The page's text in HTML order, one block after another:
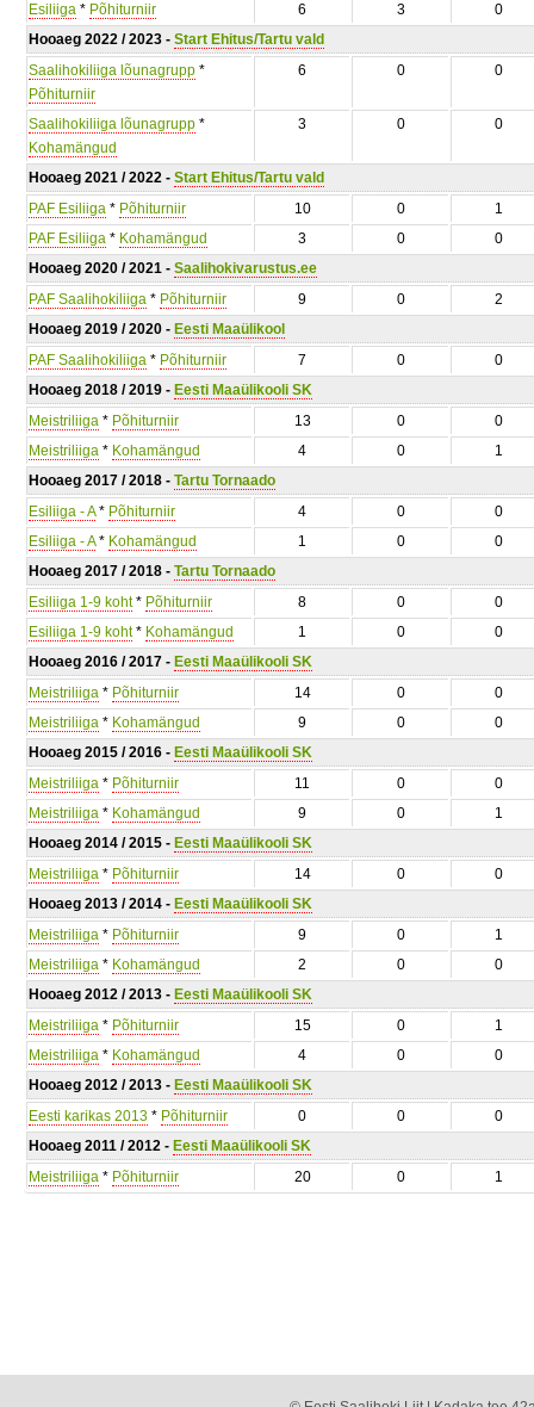
Esiliiga * Põhiturniir 6 3
0
Hooaeg 2022 / 2023 - Start Ehitus/Tartu vald
Saalihokiliiga lõunagrupp *
Põhiturniir
6 0 0
Saalihokiliiga lõunagrupp *
Kohamängud
3 0 0
Hooaeg 2021 / 2022 - Start Ehitus/Tartu vald
PAF Esiliiga * Põhiturniir 10 0
1
PAF Esiliiga * Kohamängud 3 0
0
Hooaeg 2020 / 2021 - Saalihokivarustus.ee
PAF Saalihokiliiga * Põhiturniir 9 0
2
Hooaeg 2019 / 2020 - Eesti Maaülikool
PAF Saalihokiliiga * Põhiturniir 7 0
0
Hooaeg 2018 / 2019 - Eesti Maaülikooli SK
Meistriliiga * Põhiturniir 13 0
0
Meistriliiga * Kohamängud 4 0
1
Hooaeg 2017 / 2018 - Tartu Tornaado
Esiliiga - A* Põhiturniir 4 0
0
Esiliiga - A* Kohamängud 1 0
0
Hooaeg 2017 / 2018 - Tartu Tornaado
Esiliiga 1-9 koht* Põhiturniir 8 0
0
Esiliiga 1-9 koht* Kohamängud 1 0
0
Hooaeg 2016 / 2017 - Eesti Maaülikooli SK
Meistriliiga * Põhiturniir 14 0
0
Meistriliiga * Kohamängud 9 0
0
Hooaeg 2015 / 2016 - Eesti Maaülikooli SK
Meistriliiga * Põhiturniir 11 0
0
Meistriliiga * Kohamängud 9 0
1
Hooaeg 2014 / 2015 - Eesti Maaülikooli SK
Meistriliiga * Põhiturniir 14 0
0
Hooaeg 2013 / 2014 - Eesti Maaülikooli SK
Meistriliiga * Põhiturniir 9 0
1
Meistriliiga * Kohamängud 2 0
0
Hooaeg 2012 / 2013 - Eesti Maaülikooli SK
Meistriliiga * Põhiturniir 15 0
1
Meistriliiga * Kohamängud 4 0
0
Hooaeg 2012 / 2013 - Eesti Maaülikooli SK
Eesti karikas 2013 * Põhiturniir 0 0
0
Hooaeg 2011 / 2012 - Eesti Maaülikooli SK
Meistriliiga * Põhiturniir 20 0 1